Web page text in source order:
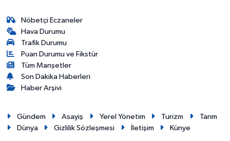
Nöbetçi Eczaneler
Hava Durumu
Trafik Durumu
Puan Durumu ve Fikstür
Tüm Manşetler
Son Dakika Haberleri
Haber Arşivi
Gündem Asayiş Yerel Yönetim Turizm
Tarım
Dünya
Gizlilik Sözleşmesi İletişim Künye